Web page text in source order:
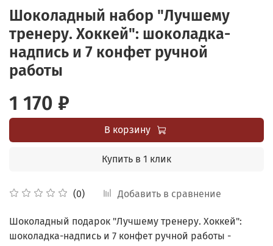
Шоколадный набор "Лучшему
тренеру. Хоккей": шоколадка-
надпись и 7 конфет ручной
работы
(0) Добавить в сравнение
1 170 ₽
В корзину
Купить в 1 клик
Шоколадный подарок "Лучшему тренеру. Хоккей":
шоколадка-надпись и 7 конфет ручной работы -